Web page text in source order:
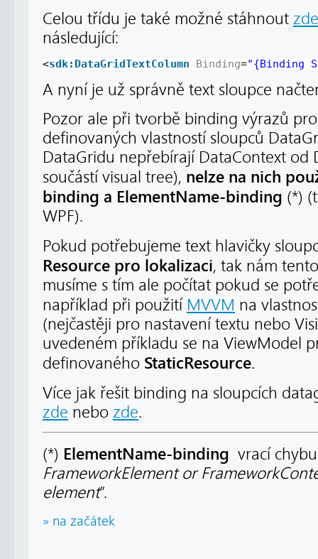
Celou třídu je také možné stáhnout zde
následující:
<sdk:DataGridTextColumn Binding="{Binding
A nyní je už správně text sloupce
Pozor ale při tvorbě binding výrazů
definovaných vlastností sloupců
DataGridu nepřebírají DataContext od
součástí visual tree), nelze na nich
binding a ElementName-binding (*)
WPF).
Pokud potřebujeme text hlavičky
Resource pro lokalizaci, tak nám
musíme s tím ale počítat pokud se
například při použití MVVM na
(nejčastěji pro nastavení textu nebo
uvedeném příkladu se na ViewModel
definovaného StaticResource.
Více jak řešit binding na sloupcích
zde nebo zde.
(*) ElementName-binding vrací
FrameworkElement or
element”.
» na začátek